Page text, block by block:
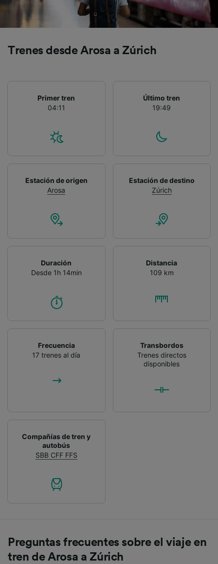
Trenes desde Arosa a Zúrich
Primer tren
04:11
Último tren
19:49
Estación de origen
Arosa
Estación de destino
Zúrich
Duración
Desde 1h 14min
Distancia
109 km
Frecuencia
17 trenes al día
Transbordos
Trenes directos
disponibles
Compañías de tren y
autobús
SBB CFF FFS
Preguntas frecuentes sobre el viaje en
tren de Arosa a Zúrich
precisa. Analizar activamente las
características del dispositivo para su
identificación. Almacenar la información en un
contenido personalizados, medición de
publicidad y contenido, investigación de
Lista de asociados (proveedores)